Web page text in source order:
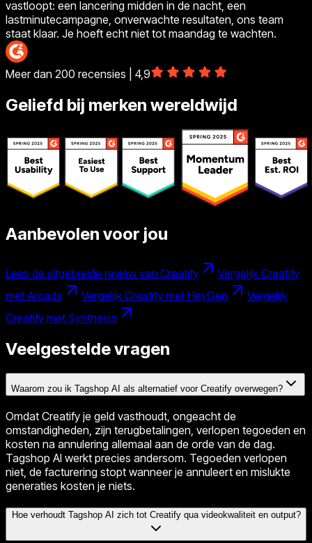
vastloopt: een lancering midden in de nacht, een
lastminutecampagne, onverwachte resultaten, ons team
staat klaar. Je hoeft echt niet tot maandag te wachten.
Meer dan 200 recensies | 4,9
Geliefd bij merken wereldwijd
Aanbevolen voor jou
Lees de uitgebreide review van Creatify
Vergelijk Creatify
met Arcads
Vergelijk Creatify met HeyGen
Vergelijk
Creatify met Synthesia
Veelgestelde vragen
Waarom zou ik Tagshop AI als alternatief voor Creatify overwegen?
Omdat Creatify je geld vasthoudt, ongeacht de
omstandigheden, zijn terugbetalingen, verlopen tegoeden en
kosten na annulering allemaal aan de orde van de dag.
Tagshop AI werkt precies andersom. Tegoeden verlopen
niet, de facturering stopt wanneer je annuleert en mislukte
generaties kosten je niets.
Hoe verhoudt Tagshop AI zich tot Creatify qua videokwaliteit en output?